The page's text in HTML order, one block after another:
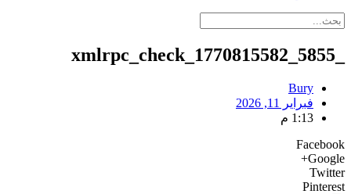
Bury
فبراير 11, 2026
1:13 م
Facebook
Google+
Twitter
Pinterest